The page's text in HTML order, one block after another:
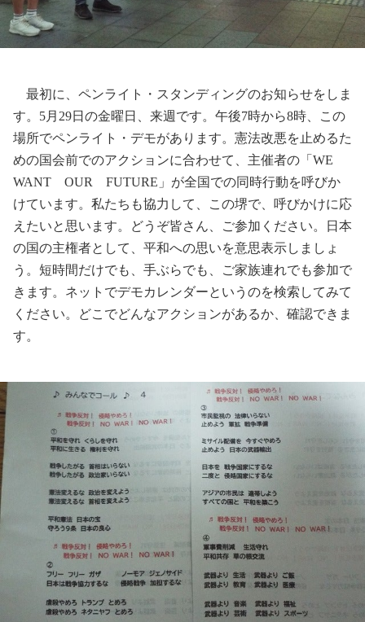
最初に、ペンライト・スタンディングのお知らせをしま
す。 5月 29日の金曜日、来週です。午後7時から8時、この
場所でペンライト・デモがあります。憲法改悪を止めるた
めの国会前でのアクションに合わせて、主催者の「 WE
WANT
OUR FUTURE 」が全国での同時行動を呼びか
けています。私たちも協力して、この堺で、呼びかけに応
えたいと思います。どうぞ皆さん、ご参加ください。日本
の国の主権者として、平和への思いを意思表示しましょ
う。短時間だけでも、手ぶらでも、ご家族連れでも参加で
きます。ネットでデモカレンダーというのを検索してみて
ください。どこでどんなアクションがあるか、確認できま
す。